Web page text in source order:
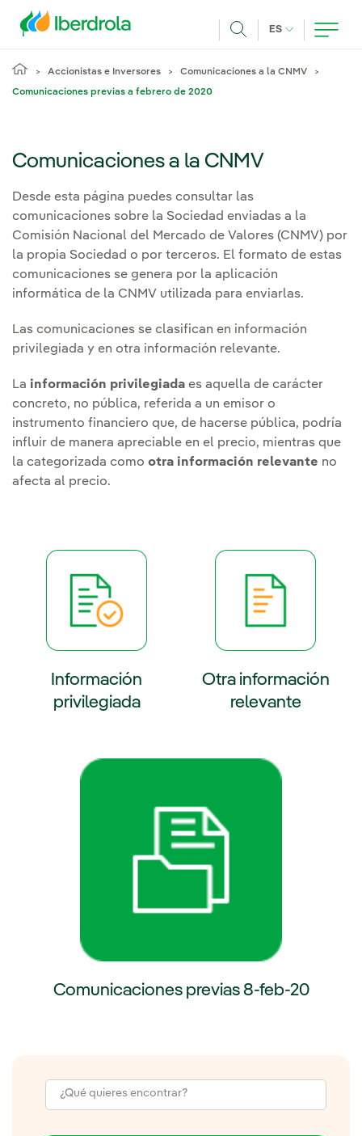
ES IDIOMA
Accionistas e Inversores Comunicaciones a la CNMV
Comunicaciones previas a febrero de 2020
Comunicaciones a la CNMV
Desde esta página puedes consultar las
comunicaciones sobre la Sociedad enviadas a la
Comisión Nacional del Mercado de Valores (CNMV) por
la propia Sociedad o por terceros. El formato de estas
comunicaciones se genera por la aplicación
informática de la CNMV utilizada para enviarlas.
Las comunicaciones se clasifican en información
privilegiada y en otra información relevante.
La información privilegiada es aquella de carácter
concreto, no pública, referida a un emisor o
instrumento financiero que, de hacerse pública, podría
influir de manera apreciable en el precio, mientras que
la categorizada como otra información relevante no
afecta al precio.
Información
privilegiada
se abre en ventana nueva.
Otra información
relevante
Enlace externo, se abre en
Comunicaciones previas 8-feb-20